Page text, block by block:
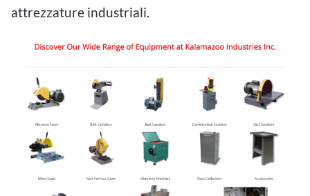
attrezzature industriali.